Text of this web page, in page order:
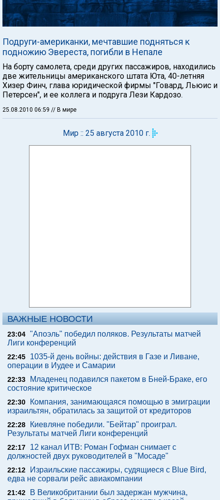
Подруги-американки, мечтавшие подняться к
подножию Эвереста, погибли в Непале
На борту самолета, среди других пассажиров, находились
две жительницы американского штата Юта, 40-летняя
Хизер Финч, глава юридической фирмы "Говард, Льюис и
Петерсен", и ее коллега и подруга Лези Кардозо.
25.08.2010 06:59 // В мире
Мир :: 25 августа 2010 г.
ВАЖНЫЕ НОВОСТИ
23:04 "Апоэль" победил поляков. Результаты матчей
Лиги конференций
22:45
1035-й день войны: действия в Газе и Ливане,
операции в Иудее и Самарии
22:33
Младенец подавился пакетом в Бней-Браке, его
состояние критическое
22:30
Компания, занимающаяся помощью в эмиграции
израильтян, обратилась за защитой от кредиторов
22:28
Киевляне победили. "Бейтар" проиграл.
Результаты матчей Лиги конференций
22:17
12 канал ИТВ: Роман Гофман снимает с
должностей двух руководителей в "Мосаде"
22:12
Израильские пассажиры, судящиеся с Blue Bird,
едва не сорвали рейс авиакомпании
21:42
В Великобритании был задержан мужчина,